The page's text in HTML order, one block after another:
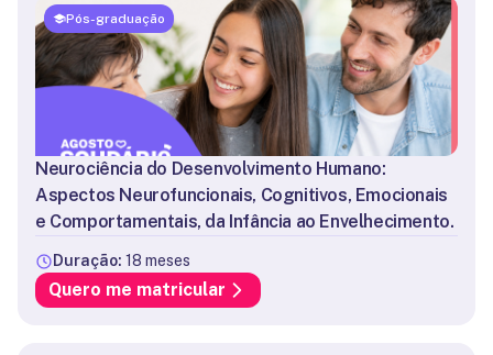
Pós-graduação
Neurociência do Desenvolvimento Humano:
Aspectos Neurofuncionais, Cognitivos, Emocionais
e Comportamentais, da Infância ao Envelhecimento.
Duração: 18 meses
Quero me matricular